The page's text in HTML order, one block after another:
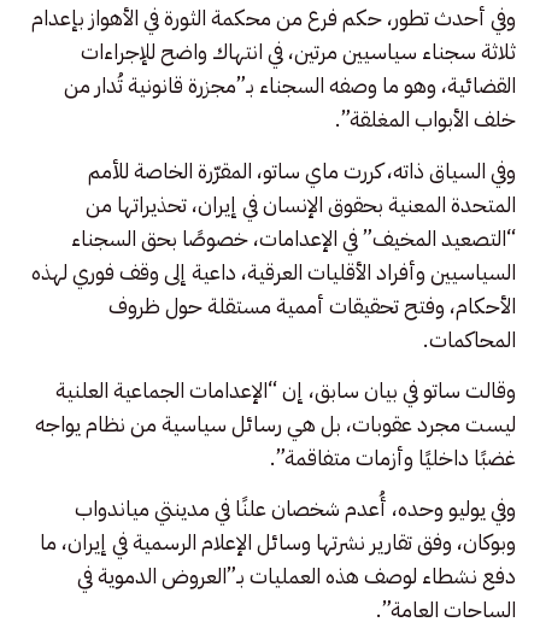
وفي أحدث تطور، حكم فرع من محكمة الثورة في الأهواز بإعدام
ثلاثة سجناء سياسيين مرتين، في انتهاك واضح للإجراءات
القضائية، وهو ما وصفه السجناء بـ”مجزرة قانونية تُدار من
خلف الأبواب المغلقة”.
وفي السياق ذاته، كررت ماي ساتو، المقرّرة الخاصة للأمم
المتحدة المعنية بحقوق الإنسان في إيران، تحذيراتها من
“التصعيد المخيف” في الإعدامات، خصوصًا بحق السجناء
السياسيين وأفراد الأقليات العرقية، داعية إلى وقف فوري لهذه
الأحكام، وفتح تحقيقات أممية مستقلة حول ظروف
المحاكمات.
وقالت ساتو في بيان سابق، إن “الإعدامات الجماعية العلنية
ليست مجرد عقوبات، بل هي رسائل سياسية من نظام يواجه
غضبًا داخليًا وأزمات متفاقمة”.
وفي يوليو وحده، أُعدم شخصان علنًا في مدينتي مياندواب
وبوكان، وفق تقارير نشرتها وسائل الإعلام الرسمية في إيران، ما
دفع نشطاء لوصف هذه العمليات بـ”العروض الدموية في
الساحات العامة”.